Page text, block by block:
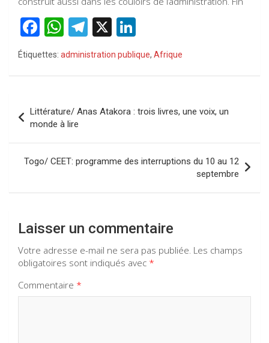
F
a
ce
o
o
k
W
h
at
A
p
p
T
el
e
a
X
ke
n
Étiquettes: administration publique, Afrique
de
l’article
Littérature/ Anas Atakora : trois livres, une voix, un
monde à lire
Togo/ CEET: programme des interruptions du 10 au 12
septembre
Laisser un commentaire
Votre adresse e-mail ne sera pas publiée. Les champs
obligatoires sont indiqués avec *
Commentaire *